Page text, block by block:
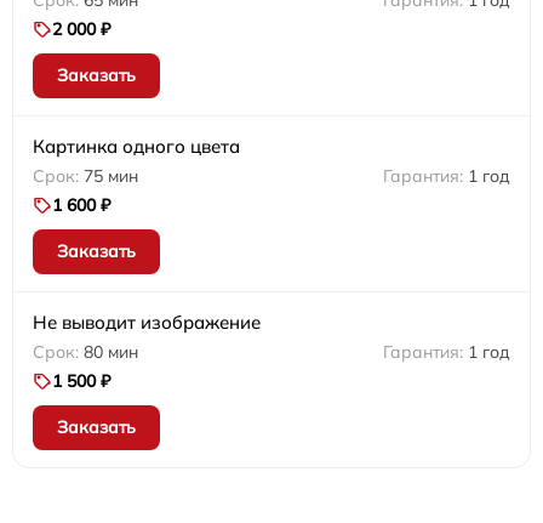
2 000 ₽
Заказать
Картинка одного цвета
75 мин
1 год
1 600 ₽
Заказать
Не выводит изображение
80 мин
1 год
1 500 ₽
Заказать